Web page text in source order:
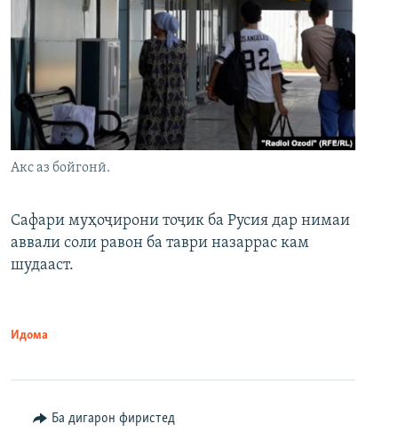
Акс аз бойгонӣ.
Сафари муҳоҷирони тоҷик ба Русия дар нимаи
аввали соли равон ба таври назаррас кам
шудааст.
Идома
Ба дигарон фиристед